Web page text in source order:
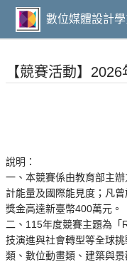
主
要
容
數位媒體設計學
【競賽活動】
說明：
一、本競賽係由教育部主
計能量及國際能見度；凡
獎金高達新臺幣400萬元。
二、115年度競賽主題為「
技演進與社會轉型等全球
類、數位動畫類、建築與